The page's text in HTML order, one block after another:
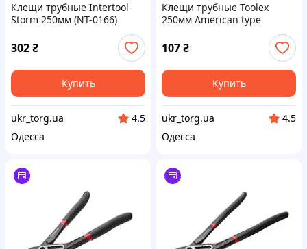
Клещи трубные Intertool-
Storm 250мм (NT-0166)
302₴
Купить
ukr_torg.ua
4.5
Одесса
Клещи трубные Toolex
250мм American type
107₴
Купить
ukr_torg.ua
4.5
Одесса